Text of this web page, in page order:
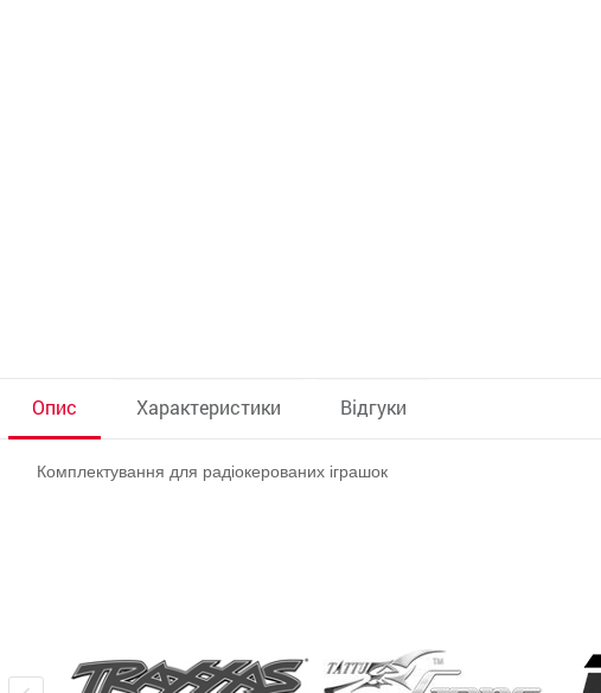
Опис
Комплектування для радіокерованих іграшок
Характеристики Відгуки